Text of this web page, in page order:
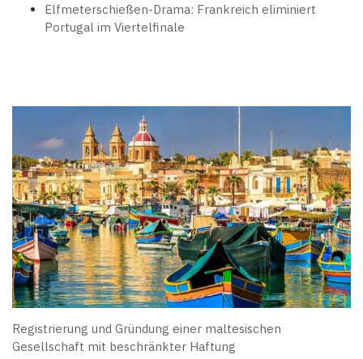
Elfmeterschießen-Drama: Frankreich eliminiert
Portugal im Viertelfinale
Registrierung und Gründung einer maltesischen
Gesellschaft mit beschränkter Haftung